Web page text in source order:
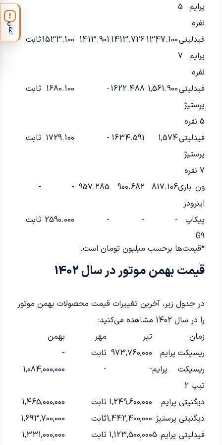
پرایم 5
نفره
فیدلیتی
پرایم 7
نفره
1347.100
1413.726
1413.901
1533.100ثابت -
فیدلیتی
پرستیژ
5 نفره
1,561.900
1622.488
-
1680.100 ثابت
فیدلیتی
پرستیژ
7 نفره
1,574
1634.591
-
1729.100 ثابت
ون باری
اینرودز
817.106
900.682
957.285
-
-
پیکاپ
G9
-
-
-
2590.000 ثابت
*قیمت‌ها برحسب میلیون تومان است.
قیمت بهمن موتور در سال 1402
در جدول زیر، آخرین تغییرات قیمت محصولات بهمن موتور
را در سال 1402 مشاهده می‌کنید:
زمان
تیر مهر
بهمن
ریسپکت پرایم
973,760,000 ثابت
-
ریسپکت پرایم
تیپ 2
-
-
1,084,000,000
دیگنیتی پرایم 1,249,600,000 ثابت
1,465,000,000
دیگنیتی پرستیژ 1,442,400,000ثابت
1,693,700,000
فیدلیتی پرایم 51,123,500,000 ثابت 1,331,000,000
!
اعلان